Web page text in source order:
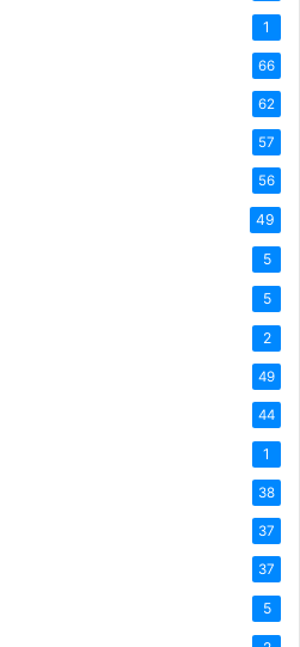
1
66
62
57
56
49
5
5
2
49
44
1
38
37
37
5